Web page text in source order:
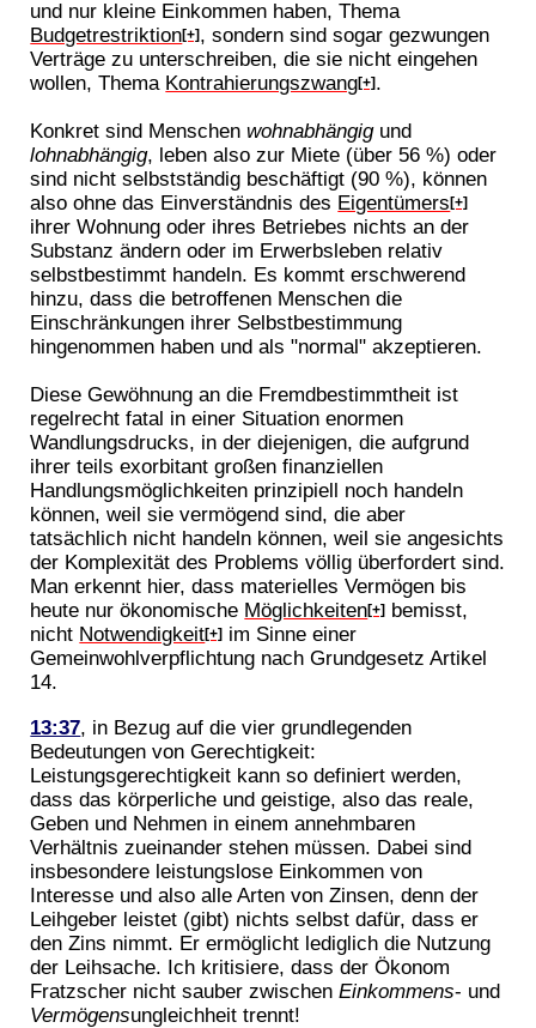
und nur kleine Einkommen haben, Thema
Budgetrestriktion[+] , sondern sind sogar gezwungen
Verträge zu unterschreiben, die sie nicht eingehen
wollen, Thema Kontrahierungszwang[+] .
Konkret sind Menschenwohnabhängigund
lohnabhängig, leben also zur Miete (über 56 %) oder
sind nicht selbstständig beschäftigt (90 %), können
also ohne das Einverständnis des Eigentümers[+]
ihrer Wohnung oder ihres Betriebes nichts an der
Substanz ändern oder im Erwerbsleben relativ
selbstbestimmt handeln. Es kommt erschwerend
hinzu, dass die betroffenen Menschen die
Einschränkungen ihrer Selbstbestimmung
hingenommen haben und als "normal" akzeptieren.
Diese Gewöhnung an die Fremdbestimmtheit ist
regelrecht fatal in einer Situation enormen
Wandlungsdrucks, in der diejenigen, die aufgrund
ihrer teils exorbitant großen finanziellen
Handlungsmöglichkeiten prinzipiell noch handeln
können, weil sie vermögend sind, die aber
tatsächlich nicht handeln können, weil sie angesichts
der Komplexität des Problems völlig überfordert sind.
Man erkennt hier, dass materielles Vermögen bis
heute nur ökonomische Möglichkeiten[+] bemisst,
nicht Notwendigkeit[+] im Sinne einer
Gemeinwohlverpflichtung nach Grundgesetz Artikel
14.
13:37, in Bezug auf die vier grundlegenden
Bedeutungen von Gerechtigkeit:
Leistungsgerechtigkeit kann so definiert werden,
dass das körperliche und geistige, also das reale,
Geben und Nehmen in einem annehmbaren
Verhältnis zueinander stehen müssen. Dabei sind
insbesondere leistungslose Einkommen von
Interesse und also alle Arten von Zinsen, denn der
Leihgeber leistet (gibt) nichts selbst dafür, dass er
den Zins nimmt. Er ermöglicht lediglich die Nutzung
der Leihsache. Ich kritisiere, dass der Ökonom
Fratzscher nicht sauber zwischenEinkommens- und
Vermögensungleichheit trennt!